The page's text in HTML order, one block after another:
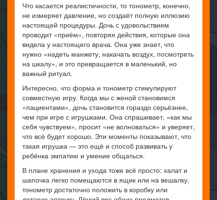
Что касается реалистичности, то тонометр, конечно,
не измеряет давление, но создаёт полную иллюзию
настоящей процедуры. Дочь с удовольствием
проводит «приём», повторяя действия, которые она
видела у настоящего врача. Она уже знает, что
нужно «надеть манжету, накачать воздух, посмотреть
на шкалу», и это превращается в маленький, но
важный ритуал.
Интересно, что форма и тонометр стимулируют
совместную игру. Когда мы с женой становимся
«пациентами», дочь становится гораздо серьёзнее,
чем при игре с игрушками. Она спрашивает, «как мы
себя чувствуем», просит «не волноваться» и уверяет,
что всё будет хорошо. Эти моменты показывают, что
такая игрушка — это ещё и способ развивать у
ребёнка эмпатию и умение общаться.
В плане хранения и ухода тоже всё просто: халат и
шапочка легко помещаются в ящик или на вешалку,
тонометр достаточно положить в коробку или